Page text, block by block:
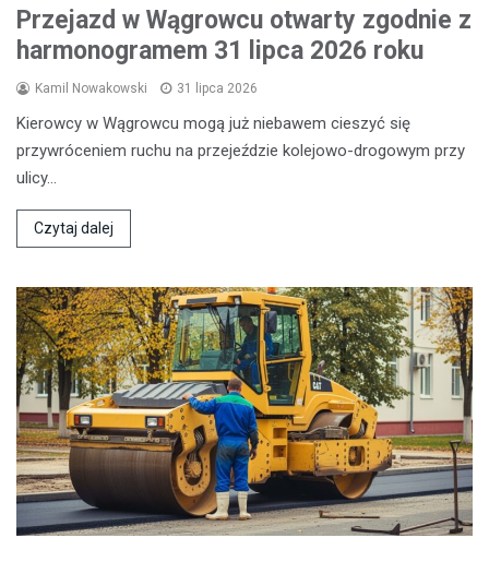
Przejazd w Wągrowcu otwarty zgodnie z
harmonogramem 31 lipca 2026 roku
Kamil Nowakowski 31 lipca 2026
Kierowcy w Wągrowcu mogą już niebawem cieszyć się
przywróceniem ruchu na przejeździe kolejowo-drogowym przy
ulicy…
Czytaj dalej